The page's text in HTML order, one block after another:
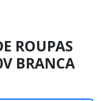
ROUPAS
BRANCA